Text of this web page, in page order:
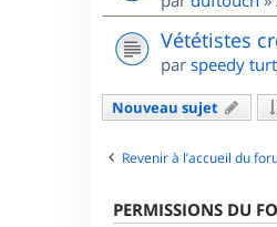
Vététistes
par speedy
Nouveau sujet
Revenir à l’accueil du
PERMISSIONS DU